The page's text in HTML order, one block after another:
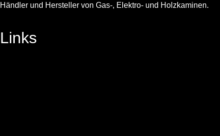
Händler und Hersteller von Gas-, Elektro- und Holzkaminen.
Links